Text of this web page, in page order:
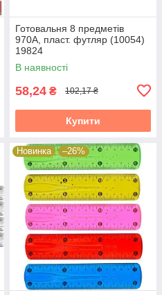
Готовальня 8 предметів
970А, пласт. футляр (10054)
19824
В наявності
58,24 ₴ 102,17 ₴
Купити
Новинка –26%